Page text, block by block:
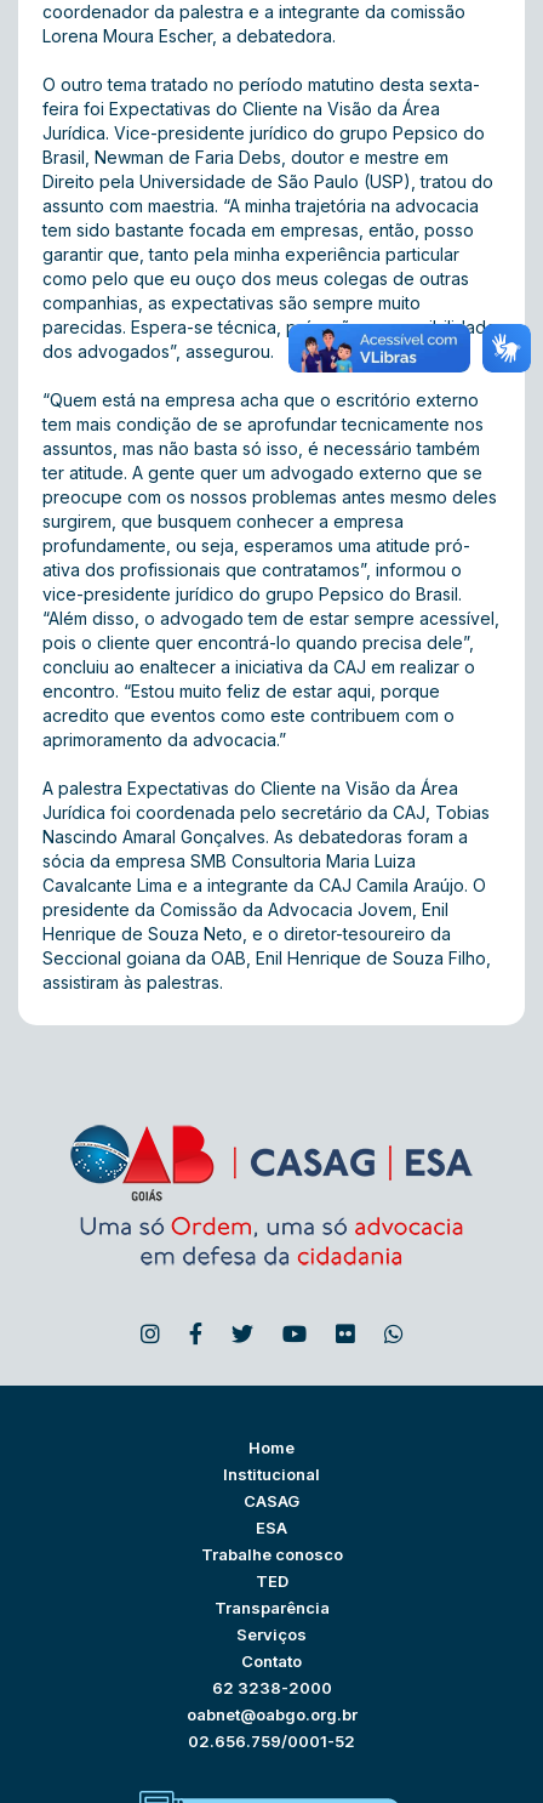
coordenador da palestra e a integrante da comissão
Lorena Moura Escher, a debatedora.
O outro tema tratado no período matutino desta sexta-
feira foi Expectativas do Cliente na Visão da Área
Jurídica. Vice-presidente jurídico do grupo Pepsico do
Brasil, Newman de Faria Debs, doutor e mestre em
Direito pela Universidade de São Paulo (USP), tratou do
assunto com maestria. “A minha trajetória na advocacia
tem sido bastante focada em empresas, então, posso
garantir que, tanto pela minha experiência particular
como pelo que eu ouço dos meus colegas de outras
companhias, as expectativas são sempre muito
parecidas. Espera-se técnica, pró-ação e acessibilidade
dos advogados”, assegurou.
“Quem está na empresa acha que o escritório externo
tem mais condição de se aprofundar tecnicamente nos
assuntos, mas não basta só isso, é necessário também
ter atitude. A gente quer um advogado externo que se
preocupe com os nossos problemas antes mesmo deles
surgirem, que busquem conhecer a empresa
profundamente, ou seja, esperamos uma atitude pró-
ativa dos profissionais que contratamos”, informou o
vice-presidente jurídico do grupo Pepsico do Brasil.
“Além disso, o advogado tem de estar sempre acessível,
pois o cliente quer encontrá-lo quando precisa dele”,
concluiu ao enaltecer a iniciativa da CAJ em realizar o
encontro. “Estou muito feliz de estar aqui, porque
acredito que eventos como este contribuem com o
aprimoramento da advocacia.”
A palestra Expectativas do Cliente na Visão da Área
Jurídica foi coordenada pelo secretário da CAJ, Tobias
Nascindo Amaral Gonçalves. As debatedoras foram a
sócia da empresa SMB Consultoria Maria Luiza
Cavalcante Lima e a integrante da CAJ Camila Araújo. O
presidente da Comissão da Advocacia Jovem, Enil
Henrique de Souza Neto, e o diretor-tesoureiro da
Seccional goiana da OAB, Enil Henrique de Souza Filho,
assistiram às palestras.
Home
Institucional
CASAG
ESA
Trabalhe conosco
TED
Transparência
Serviços
Contato
62 3238-2000
oabnet@oabgo.org.br
02.656.759/0001-52